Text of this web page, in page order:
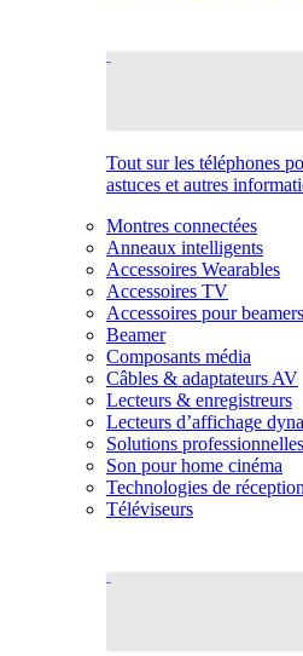
Tout sur les téléphones
astuces et autres
Montres connectées
Anneaux intelligents
Accessoires Wearables
Accessoires TV
Accessoires pour
Beamer
Composants média
Câbles & adaptateurs AV
Lecteurs & enregistreurs
Lecteurs d’affichage
Solutions
Son pour home cinéma
Technologies de
Téléviseurs